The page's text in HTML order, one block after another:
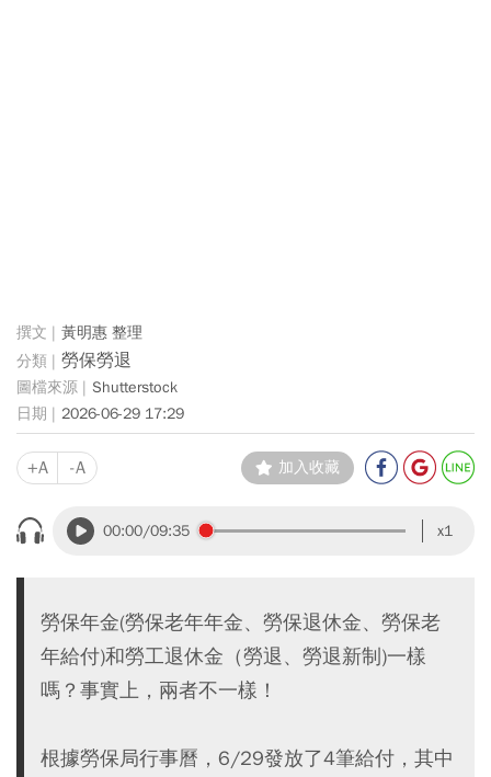
黃明惠 整理
勞保勞退
Shutterstock
2026-06-29 17:29
+A -A 加入收藏
00:00/09:35 x1
勞保年金(勞保老年年金、勞保退休金、勞保老
年給付)和勞工退休金（勞退、勞退新制)一樣
嗎？事實上，兩者不一樣！
根據勞保局行事曆，6/29發放了4筆給付，其中